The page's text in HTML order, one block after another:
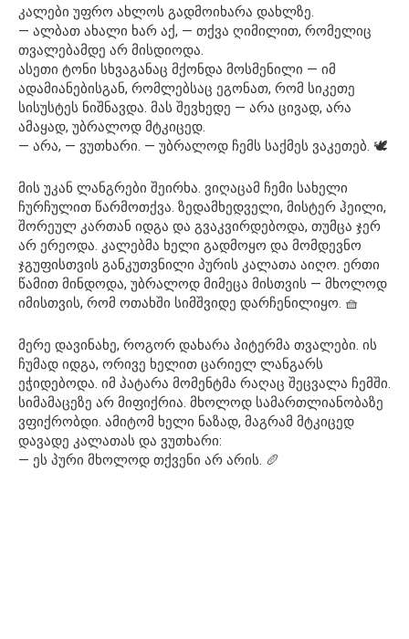
კალები უფრო ახლოს გადმოიხარა დახლზე.
— ალბათ ახალი ხარ აქ, — თქვა ღიმილით, რომელიც
თვალებამდე არ მისდიოდა.
ასეთი ტონი სხვაგანაც მქონდა მოსმენილი — იმ
ადამიანებისგან, რომლებსაც ეგონათ, რომ სიკეთე
სისუსტეს ნიშნავდა. მას შევხედე — არა ცივად, არა
ამაყად, უბრალოდ მტკიცედ.
— არა, — ვუთხარი. — უბრალოდ ჩემს საქმეს ვაკეთებ. 🕊️
მის უკან ლანგრები შეირხა. ვიღაცამ ჩემი სახელი
ჩურჩულით წარმოთქვა. ზედამხედველი, მისტერ ჰეილი,
შორეულ კართან იდგა და გვაკვირდებოდა, თუმცა ჯერ
არ ერეოდა. კალებმა ხელი გადმოყო და მომდევნო
ჯგუფისთვის განკუთვნილი პურის კალათა აიღო. ერთი
წამით მინდოდა, უბრალოდ მიმეცა მისთვის — მხოლოდ
იმისთვის, რომ ოთახში სიმშვიდე დარჩენილიყო. 🧺
მერე დავინახე, როგორ დახარა პიტერმა თვალები. ის
ჩუმად იდგა, ორივე ხელით ცარიელ ლანგარს
ეჭიდებოდა. იმ პატარა მომენტმა რაღაც შეცვალა ჩემში.
სიმამაცეზე არ მიფიქრია. მხოლოდ სამართლიანობაზე
ვფიქრობდი. ამიტომ ხელი ნაზად, მაგრამ მტკიცედ
დავადე კალათას და ვუთხარი:
— ეს პური მხოლოდ თქვენი არ არის. 🥖